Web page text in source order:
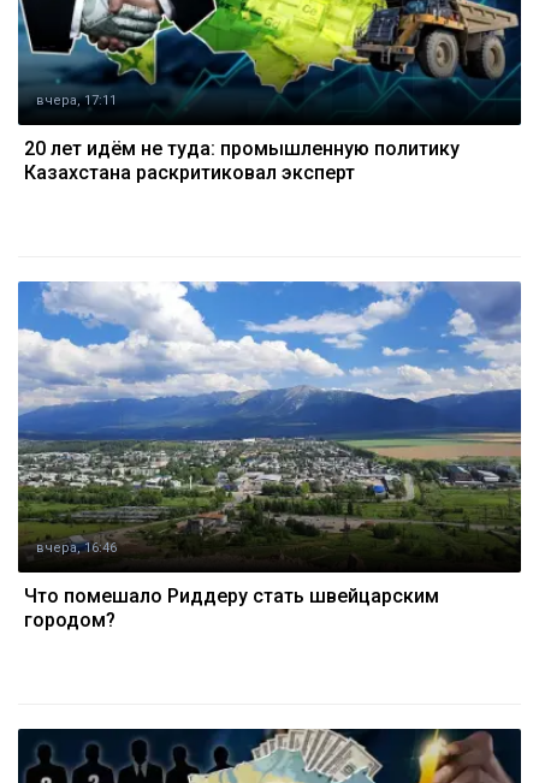
вчера, 17:11
20 лет идём не туда: промышленную политику
Казахстана раскритиковал эксперт
вчера, 16:46
Что помешало Риддеру стать швейцарским
городом?